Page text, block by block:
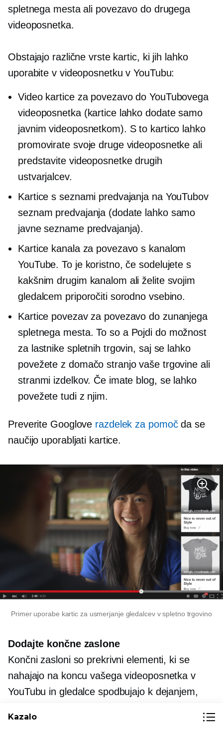
spletnega mesta ali povezavo do drugega
videoposnetka.
Obstajajo različne vrste kartic, ki jih lahko
uporabite v videoposnetku v YouTubu:
Video kartice za povezavo do YouTubovega
videoposnetka (kartice lahko dodate samo
javnim videoposnetkom). S to kartico lahko
promovirate svoje druge videoposnetke ali
predstavite videoposnetke drugih
ustvarjalcev.
Kartice s seznami predvajanja na YouTubov
seznam predvajanja (dodate lahko samo
javne sezname predvajanja).
Kartice kanala za povezavo s kanalom
YouTube. To je koristno, če sodelujete s
kakšnim drugim kanalom ali želite svojim
gledalcem priporočiti sorodno vsebino.
Kartice povezav za povezavo do zunanjega
spletnega mesta. To so a Pojdi domožnost
za lastnike spletnih trgovin, saj se lahko
povežete z domačo stranjo vaše trgovine ali
stranmi izdelkov. Če imate blog, se lahko
povežete tudi z njim.
Preverite Googlove razdelek za pomočda se
naučijo uporabljati kartice.
Primer uporabe kartic za usmerjanje gledalcev v spletno trgovino
Dodajte končne zaslone
Končni zasloni so prekrivni elementi, ki se
nahajajo na koncu vašega videoposnetka v
YouTubu in gledalce spodbujajo k dejanjem,
Kazalo